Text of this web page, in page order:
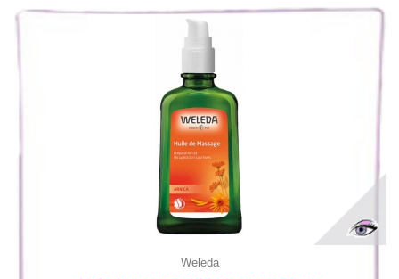
Weleda